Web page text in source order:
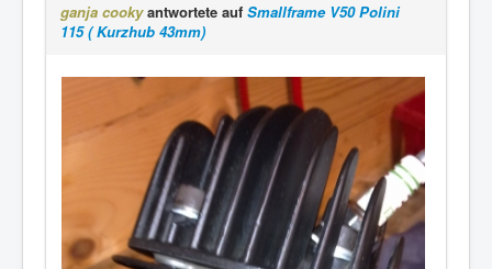
ganja cookyantwortete auf Smallframe V50 Polini
115 ( Kurzhub 43mm)